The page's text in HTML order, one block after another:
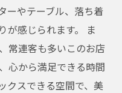
ーやテーブル、落ち着
が感じられます。 ま
常連客も多いこのお店
心から満足できる時間
クスできる空間で、美